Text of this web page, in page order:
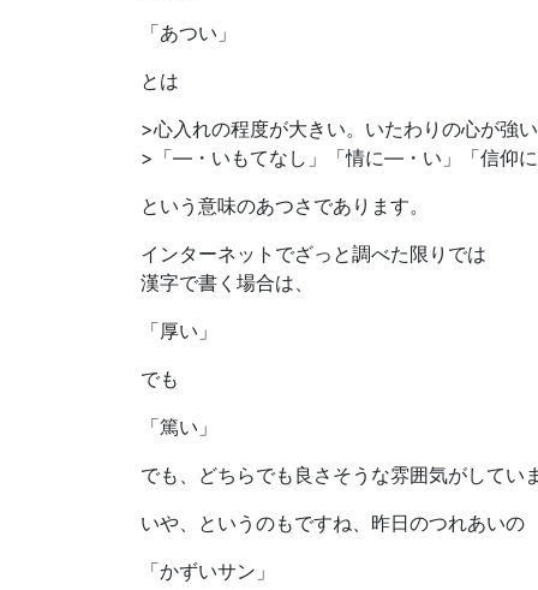
「あつい」
とは
>心入れの程度が大きい。いたわりの心が強い
>「—・いもてなし」「情に—・い」「信仰
という意味のあつさであります。
インターネットでざっと調べた限りでは
漢字で書く場合は、
「厚い」
でも
「篤い」
でも、どちらでも良さそうな雰囲気がしていま
いや、というのもですね、昨日のつれあいの
「かずいサン」